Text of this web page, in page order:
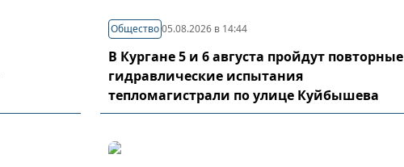
Общество 05.08.2026 в 14:44
В Кургане 5 и 6 августа пройдут повторные
гидравлические испытания
тепломагистрали по улице Куйбышева